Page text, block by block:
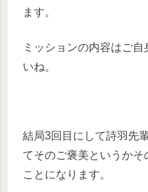
ます。
ミッションの内容はご
いね。
結局3回目にして詩羽先
てそのご褒美というか
ことになります。